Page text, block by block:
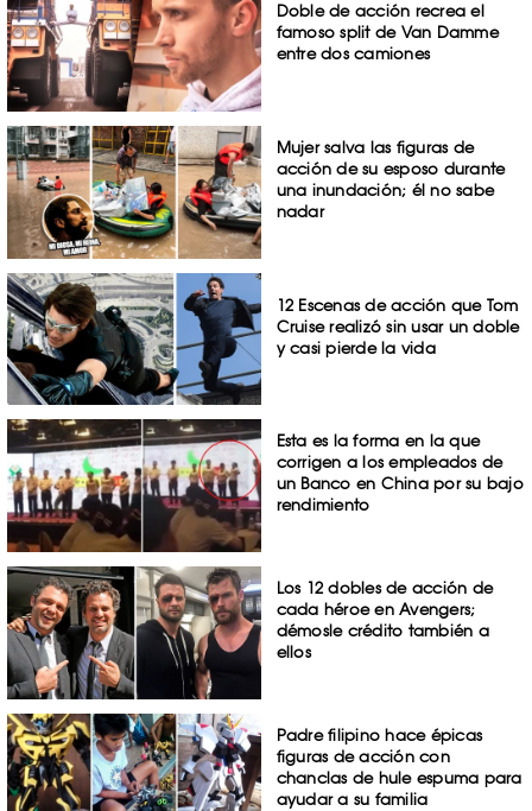
Doble de acción recrea el
famoso split de Van Damme
entre dos camiones
Mujer salva las figuras de
acción de su esposo durante
una inundación; él no sabe
nadar
12 Escenas de acción que Tom
Cruise realizó sin usar un doble
y casi pierde la vida
Esta es la forma en la que
corrigen a los empleados de
un Banco en China por su bajo
rendimiento
Los 12 dobles de acción de
cada héroe en Avengers;
démosle crédito también a
ellos
Padre filipino hace épicas
figuras de acción con
chanclas de hule espuma para
ayudar a su familia